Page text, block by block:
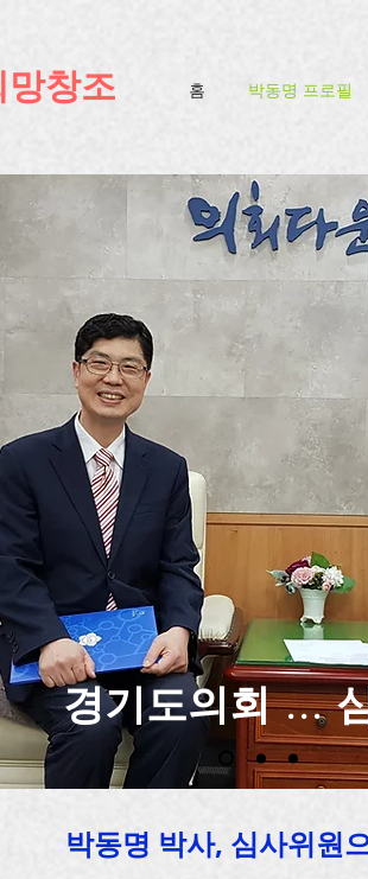
창조 홈 박동명 프로필
경기도의회 ...
박동명 박사, 심사위원